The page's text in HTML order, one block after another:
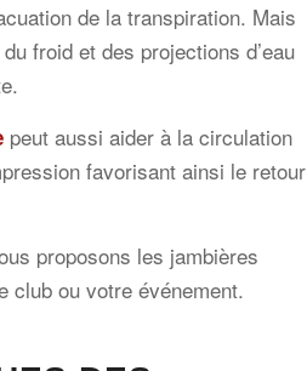
de la transpiration. Mais
froid et des projections d’eau
peut aussi aider à la circulation
favorisant ainsi le retour
proposons les jambières
club ou votre événement.